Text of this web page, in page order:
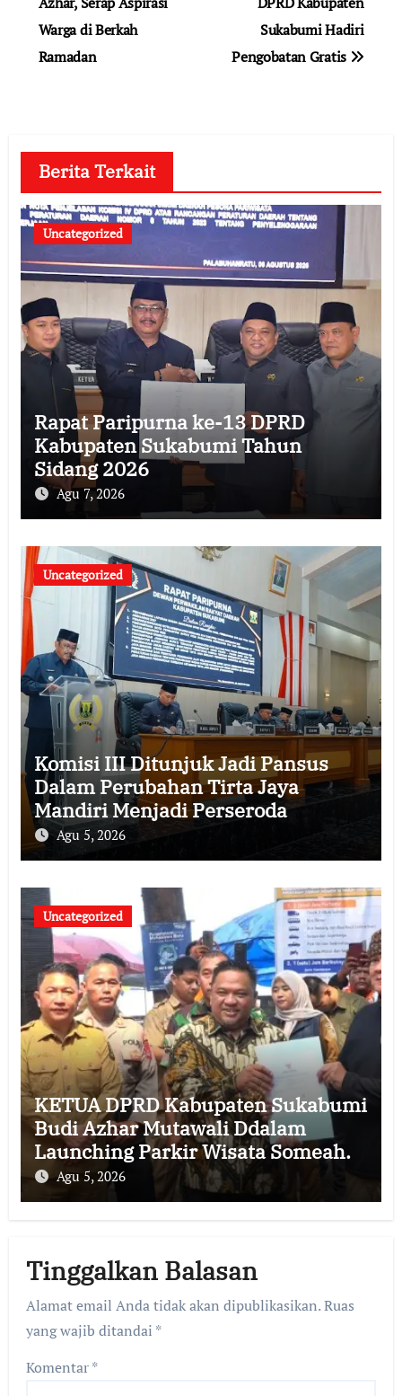
Warga di Berkah
Ramadan
Sukabumi Hadiri
Pengobatan Gratis
Berita Terkait
Uncategorized
Rapat Paripurna ke-13 DPRD
Kabupaten Sukabumi Tahun
Sidang 2026
Agu 7, 2026
Uncategorized
Komisi III Ditunjuk Jadi Pansus
Dalam Perubahan Tirta Jaya
Mandiri Menjadi Perseroda
Agu 5, 2026
Uncategorized
KETUA DPRD Kabupaten Sukabumi
Budi Azhar Mutawali Ddalam
Launching Parkir Wisata Someah.
Agu 5, 2026
Tinggalkan Balasan
Alamat email Anda tidak akan dipublikasikan.Ruas
yang wajib ditandai *
Komentar*